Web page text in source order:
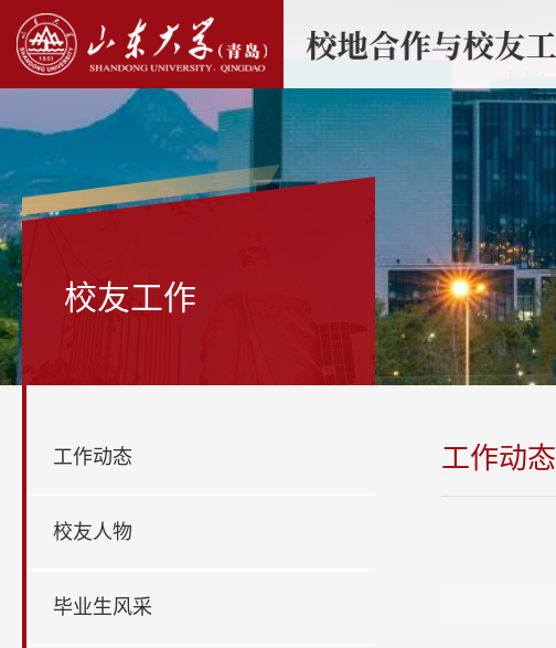
校友工作
工作动态
校友人物
毕业生风采
工作动态